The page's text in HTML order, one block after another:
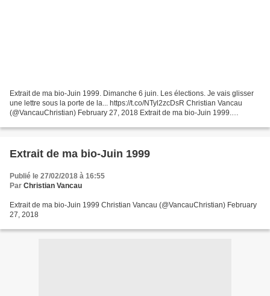
Extrait de ma bio-Juin 1999. Dimanche 6 juin. Les élections. Je vais glisser
une lettre sous la porte de la... https://t.co/NTyl2zcDsR Christian Vancau
(@VancauChristian) February 27, 2018 Extrait de ma bio-Juin 1999.
Extrait de ma bio-Juin 1999
Publié le 27/02/2018 à 16:55
Par Christian Vancau
Extrait de ma bio-Juin 1999 Christian Vancau (@VancauChristian) February
27, 2018